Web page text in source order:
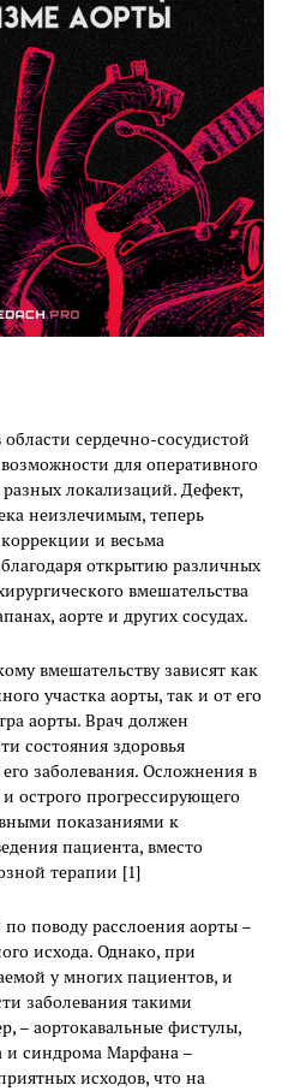
сердечно-сосудистой
для оперативного
локализаций. Дефект,
неизлечимым, теперь
и весьма
открытию различных
вмешательства
аорте и других сосудах.
вмешательству зависят как
участка аорты, так и от его
аорты. Врач должен
состояния здоровья
заболевания. Осложнения в
острого прогрессирующего
показаниями к
пациента, вместо
терапии [1]
поводу расслоения аорты –
исхода. Однако, при
у многих пациентов, и
заболевания такими
– аортокавальные фистулы,
и синдрома Марфана –
исходов, что на